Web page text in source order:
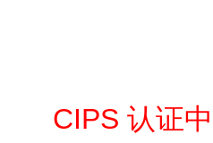
CIPS 认证